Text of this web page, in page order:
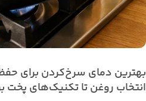
بهترین دمای سرخ‌کردن برای
انتخاب روغن تا تکنیک‌های پخت